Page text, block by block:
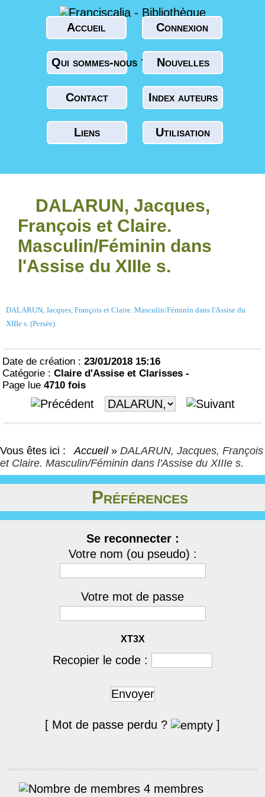
Accueil Connexion
Qui sommes-nous ? Nouvelles
Contact Index auteurs
Liens Utilisation
DALARUN, Jacques,
François et Claire.
Masculin/Féminin dans
l'Assise du XIIIe s.
DALARUN, Jacques, François et Claire. Masculin/Féminin dans l'Assise du
XIIIe s. (Persée)
Date de création : 23/01/2018 15:16
Catégorie : Claire d'Assise et Clarisses -
Page lue 4710 fois
Vous êtes ici : Accueil » DALARUN, Jacques, François
et Claire. Masculin/Féminin dans l'Assise du XIIIe s.
Préférences
Se reconnecter :
Votre nom (ou pseudo) :
Votre mot de passe
XT3X
Recopier le code :
Envoyer
[ Mot de passe perdu ? ]
4 membres